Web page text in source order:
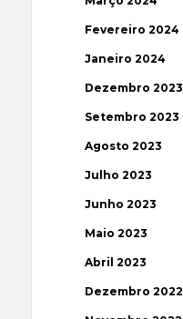
Fevereiro 2024
Janeiro 2024
Dezembro 2023
Setembro 2023
Agosto 2023
Julho 2023
Junho 2023
Maio 2023
Abril 2023
Dezembro 2022